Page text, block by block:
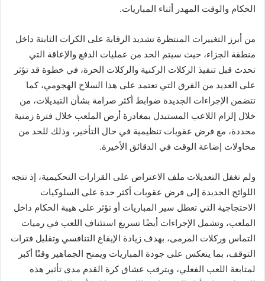
الحكام والوقت المهدر أثناء المباريات.
من أبرز التغييرات المنتظرة تشديد الرقابة على الكرات الثابتة داخل
منطقة الجزاء، حيث سيتم الحد من عمليات الدفع والإعاقة التي
تحدث قبل تنفيذ الركلات الركنية والركلات الحرة، في خطوة قد تؤثر
على العديد من الفرق التي تعتمد على هذا السلاح الهجومي، كما
تتضمن الإجراءات الجديدة ضوابط أكثر صرامة بشأن التبديلات، من
خلال إلزام اللاعب المستبدل بمغادرة أرض الملعب خلال فترة زمنية
محددة، مع فرض عقوبات تنظيمية في حال التأخير، وذلك للحد من
محاولات إضاعة الوقت في الدقائق الأخيرة.
ولم تغفل التعديلات ملف الاعتراض على القرارات التحكيمية، إذ تتجه
اللوائح الجديدة إلى فرض عقوبات أكثر حدة على السلوكيات
الاحتجاجية التي تعطل سير المباريات أو تؤثر على هيبة الحكام داخل
الملعب، وتشمل الإجراءات أيضًا تسريع استئناف اللعب في رميات
التماس وركلات المرمى، بهدف زيادة الإيقاع التنافسي وتقليل فترات
التوقف، بما ينعكس على جودة المباريات ويمنح الجماهير وقتًا أكبر
لمتابعة اللعب الفعلي، ويترقب عشاق كرة القدم مدى تأثير هذه